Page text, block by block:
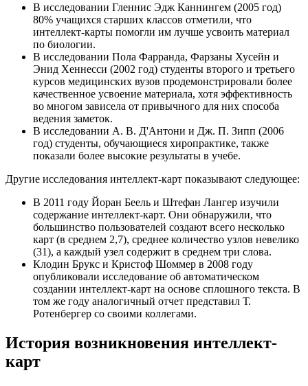
В исследовании Гленнис Эдж Каннингем (2005 год)
80% учащихся старших классов отметили, что
интеллект-карты помогли им лучше усвоить материал
по биологии.
В исследовании Пола Фарранда, Фарзаны Хусейн и
Энид Хеннесси (2002 год) студенты второго и третьего
курсов медицинских вузов продемонстрировали более
качественное усвоение материала, хотя эффективность
во многом зависела от привычного для них способа
ведения заметок.
В исследовании А. В. Д'Антони и Дж. П. Зипп (2006
год) студенты, обучающиеся хиропрактике, также
показали более высокие результаты в учебе.
Другие исследования интеллект-карт показывают следующее:
В 2011 году Йоран Беель и Штефан Лангер изучили
содержание интеллект-карт. Они обнаружили, что
большинство пользователей создают всего несколько
карт (в среднем 2,7), среднее количество узлов невелико
(31), а каждый узел содержит в среднем три слова.
Клодин Брукс и Кристоф Шоммер в 2008 году
опубликовали исследование об автоматическом
создании интеллект-карт на основе сплошного текста. В
том же году аналогичный отчет представил Т.
Ротенбергер со своими коллегами.
История возникновения интеллект-
карт